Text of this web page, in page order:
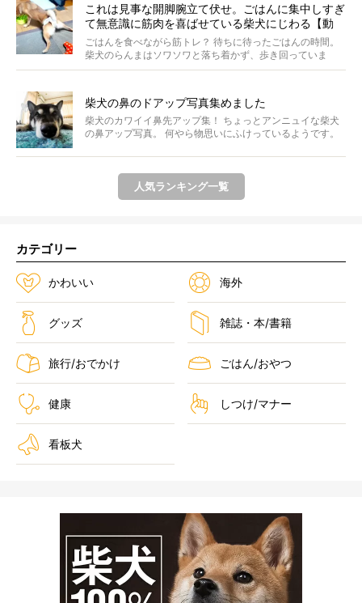
これは見事な開脚腕立て伏せ。ごはんに集中しすぎ
て無意識に筋肉を喜ばせている柴犬にじわる【動
画】
ごはんを食べながら筋トレ？ 待ちに待ったごはんの時間。
柴犬のらんまはソワソワと落ち着かず、歩き回っていま
す。き...
柴犬の鼻のドアップ写真集めました
柴犬のカワイイ鼻先アップ集！ ちょっとアンニュイな柴犬
の鼻アップ写真。 何やら物思いにふけっているようです。
人気ランキング一覧
カテゴリー
かわいい 海外
グッズ 雑誌・本/書籍
旅行/おでかけ ごはん/おやつ
健康 しつけ/マナー
看板犬